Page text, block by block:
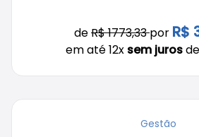
deR$ 1773,33por R$
em até 12x sem jurosde
Gestão